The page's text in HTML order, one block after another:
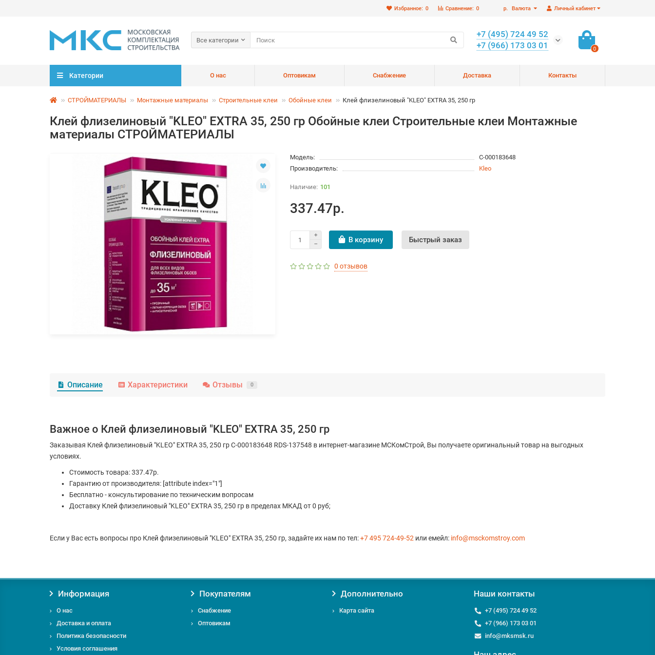
Личный кабинет
р. Валюта
Сравнение: 0
Избранное: 0
Все категории
+7 (495) 724 49 52
+7 (966) 173 03 01
0
Категории О нас Оптовикам Снабжение Доставка Контакты
СТРОЙМАТЕРИАЛЫ Монтажные материалы Строительные клеи Обойные клеи Клей флизелиновый "KLEO" EXTRA 35, 250 гр
Клей флизелиновый "KLEO" EXTRA 35, 250 гр Обойные клеи Строительные клеи Монтажные
материалы СТРОЙМАТЕРИАЛЫ
Модель:
С-000183648
Производитель:
Kleo
101
337.47р.
В корзину Быстрый заказ
0 отзывов
Описание Характеристики Отзывы 0
Важное о Клей флизелиновый "KLEO" EXTRA 35, 250 гр
Заказывая Клей флизелиновый "KLEO" EXTRA 35, 250 гр С-000183648 RDS-137548 в интернет-магазине МСКомСтрой, Вы получаете оригинальный товар на выгодных
условиях.
Стоимость товара: 337.47р.
Гарантию от производителя: [attribute index="1"]
Бесплатно - консультирование по техническим вопросам
Доставку Клей флизелиновый "KLEO" EXTRA 35, 250 гр в пределах МКАД от 0 руб;
Если у Вас есть вопросы про Клей флизелиновый "KLEO" EXTRA 35, 250 гр, задайте их нам по тел:+7 495 724-49-52 или емейл: info@msckomstroy.com
Информация
О нас
Доставка и оплата
Политика безопасности
Условия соглашения
Покупателям
Снабжение
Оптовикам
Дополнительно
Карта сайта
Наши контакты
+7 (495) 724 49 52
+7 (966) 173 03 01
info@mksmsk.ru